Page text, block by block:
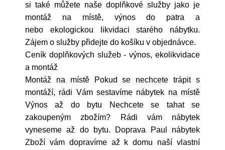
si také můžete naše doplňkové služby jako je
montáž na místě, výnos do patra a
nebo ekologickou likvidaci starého nábytku.
Zájem o služby přidejte do košíku v objednávce.
Ceník doplňkových služeb - výnos, ekolikvidace
a montáž
Montáž na místě Pokud se nechcete trápit s
montáží, rádi Vám sestavíme nábytek na místě
Výnos až do bytu Nechcete se tahat se
zakoupeným zbožím? Rádi vám nábytek
vyneseme až do bytu. Doprava Paul nábytek
Zboží vám dopravíme až k domu naší vlastní